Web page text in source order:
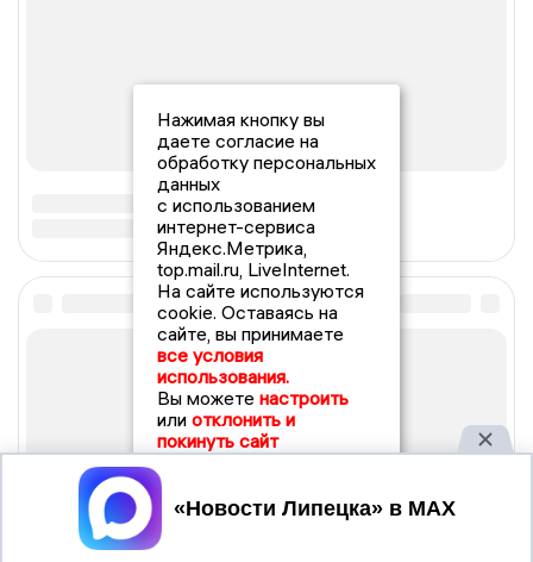
Нажимая кнопку вы
даете согласие на
обработку персональных
данных
с использованием
интернет-сервиса
Яндекс.Метрика,
top.mail.ru, LiveInternet.
На сайте используются
cookie. Оставаясь на
сайте, вы принимаете
все условия
использования.
Вы можете настроить
или отклонить и
покинуть сайт
Принять